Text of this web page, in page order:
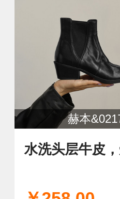
赫本
水洗头层牛皮